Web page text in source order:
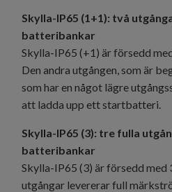
Skylla-IP65 (1+1): två
batteribankar
Skylla-IP65 (+1) är försedd
Den andra utgången, som är
som har en något lägre
att ladda upp ett startbatteri.
Skylla-IP65 (3): tre fulla
batteribankar
Skylla-IP65 (3) är försedd med
utgångar levererar full